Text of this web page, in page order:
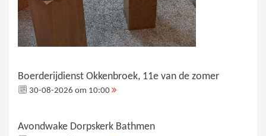
Boerderijdienst Okkenbroek, 11e van de zomer
30-08-2026 om 10:00
Avondwake Dorpskerk Bathmen